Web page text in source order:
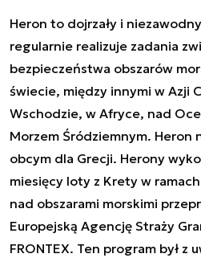
Heron to dojrzały i
regularnie realizuje zadania
bezpieczeństwa obszarów
świecie, między innymi w Azji
Wschodzie, w Afryce, nad
Morzem Śródziemnym. Heron
obcym dla Grecji. Herony
miesięcy loty z Krety w
nad obszarami morskimi
Europejską Agencję Straży
FRONTEX. Ten program był z